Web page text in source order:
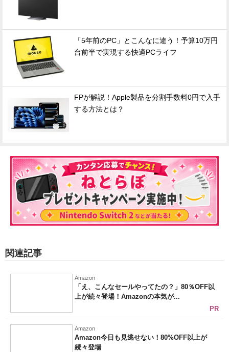
「5年前のPC」とこんなに違う！予算10万円
台前半で実現する快適PCライフ
FPが解説！Apple製品を分割手数料0円で入手
する方法とは？
関連記事
Amazon
「え、こんなセールやってたの？」80％OFF以
上が続々登場！Amazonの本気が...
PR
Amazon
Amazon今日も見逃せない！80%OFF以上が
続々登場